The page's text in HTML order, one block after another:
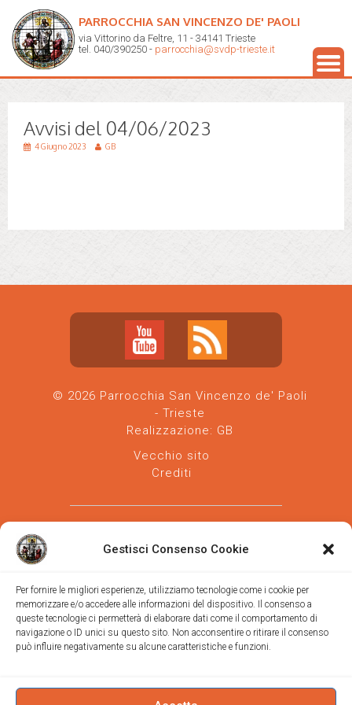
Gestisci Consenso Cookie
Per fornire le migliori esperienze, utilizziamo tecnologie come i cookie per
memorizzare e/o accedere alle informazioni del dispositivo. Il consenso a
queste tecnologie ci permetterà di elaborare dati come il comportamento di
navigazione o ID unici su questo sito. Non acconsentire o ritirare il consenso
può influire negativamente su alcune caratteristiche e funzioni.
PARROCCHIA SAN VINCENZO DE' PAOLI
via Vittorino da Feltre, 11 - 34141 Trieste
tel. 040/390250 - parrocchia@svdp-trieste.it
Avvisi del 04/06/2023
4 Giugno 2023 GB
© 2026 Parrocchia San Vincenzo de' Paoli
- Trieste
Realizzazione: GB
Vecchio sito
Crediti
Parrocchia san Vincenzo de' Paoli-Diocesi
di Trieste
via Vittorino da Feltre, 11 (chiesa)
Trieste